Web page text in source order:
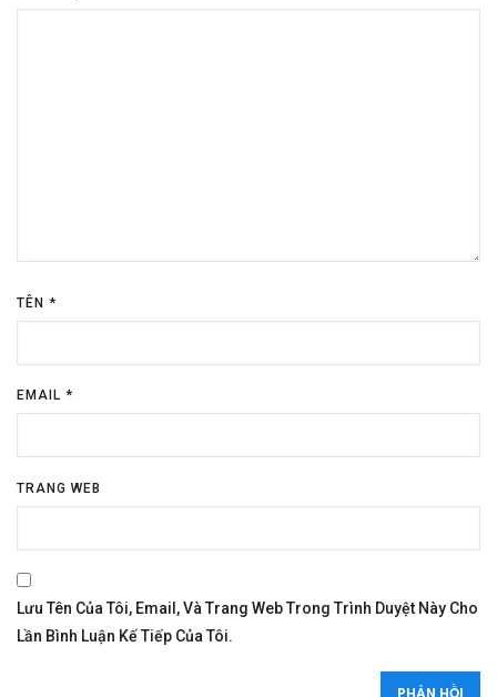
TÊN *
EMAIL *
TRANG WEB
Lưu Tên Của Tôi, Email, Và Trang Web Trong Trình Duyệt Này Cho
Lần Bình Luận Kế Tiếp Của Tôi.